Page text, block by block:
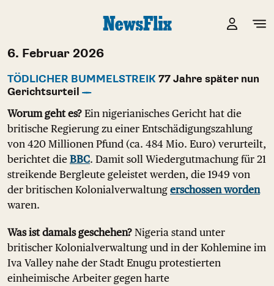
6. Februar 2026
TÖDLICHER BUMMELSTREIK 77 Jahre später nun
Gerichtsurteil
Worum geht es? Ein nigerianisches Gericht hat die
britische Regierung zu einer Entschädigungszahlung
von 420 Millionen Pfund (ca. 484 Mio. Euro) verurteilt,
berichtet die BBC. Damit soll Wiedergutmachung für 21
streikende Bergleute geleistet werden, die 1949 von
der britischen Kolonialverwaltung erschossen worden
waren.
Was ist damals geschehen? Nigeria stand unter
britischer Kolonialverwaltung und in der Kohlemine im
Iva Valley nahe der Stadt Enugu protestierten
einheimische Arbeiter gegen harte